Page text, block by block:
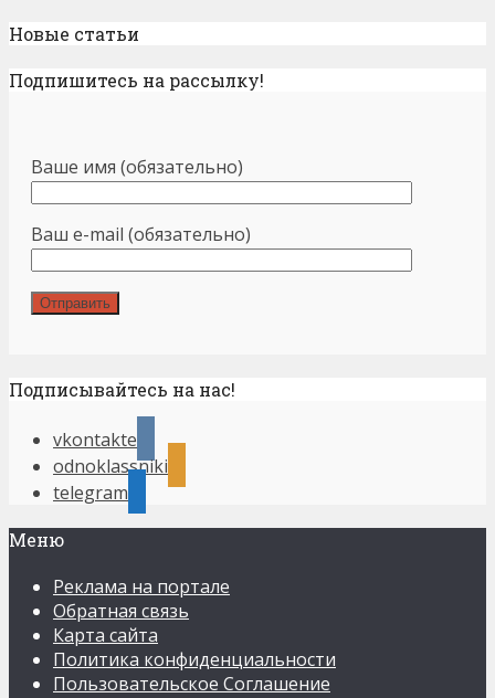
Новые статьи
Подпишитесь на рассылку!
Ваше имя (обязательно)
Ваш e-mail (обязательно)
Подписывайтесь на нас!
vkontakte
odnoklassniki
telegram
Меню
Реклама на портале
Обратная связь
Карта сайта
Политика конфиденциальности
Пользовательское Соглашение